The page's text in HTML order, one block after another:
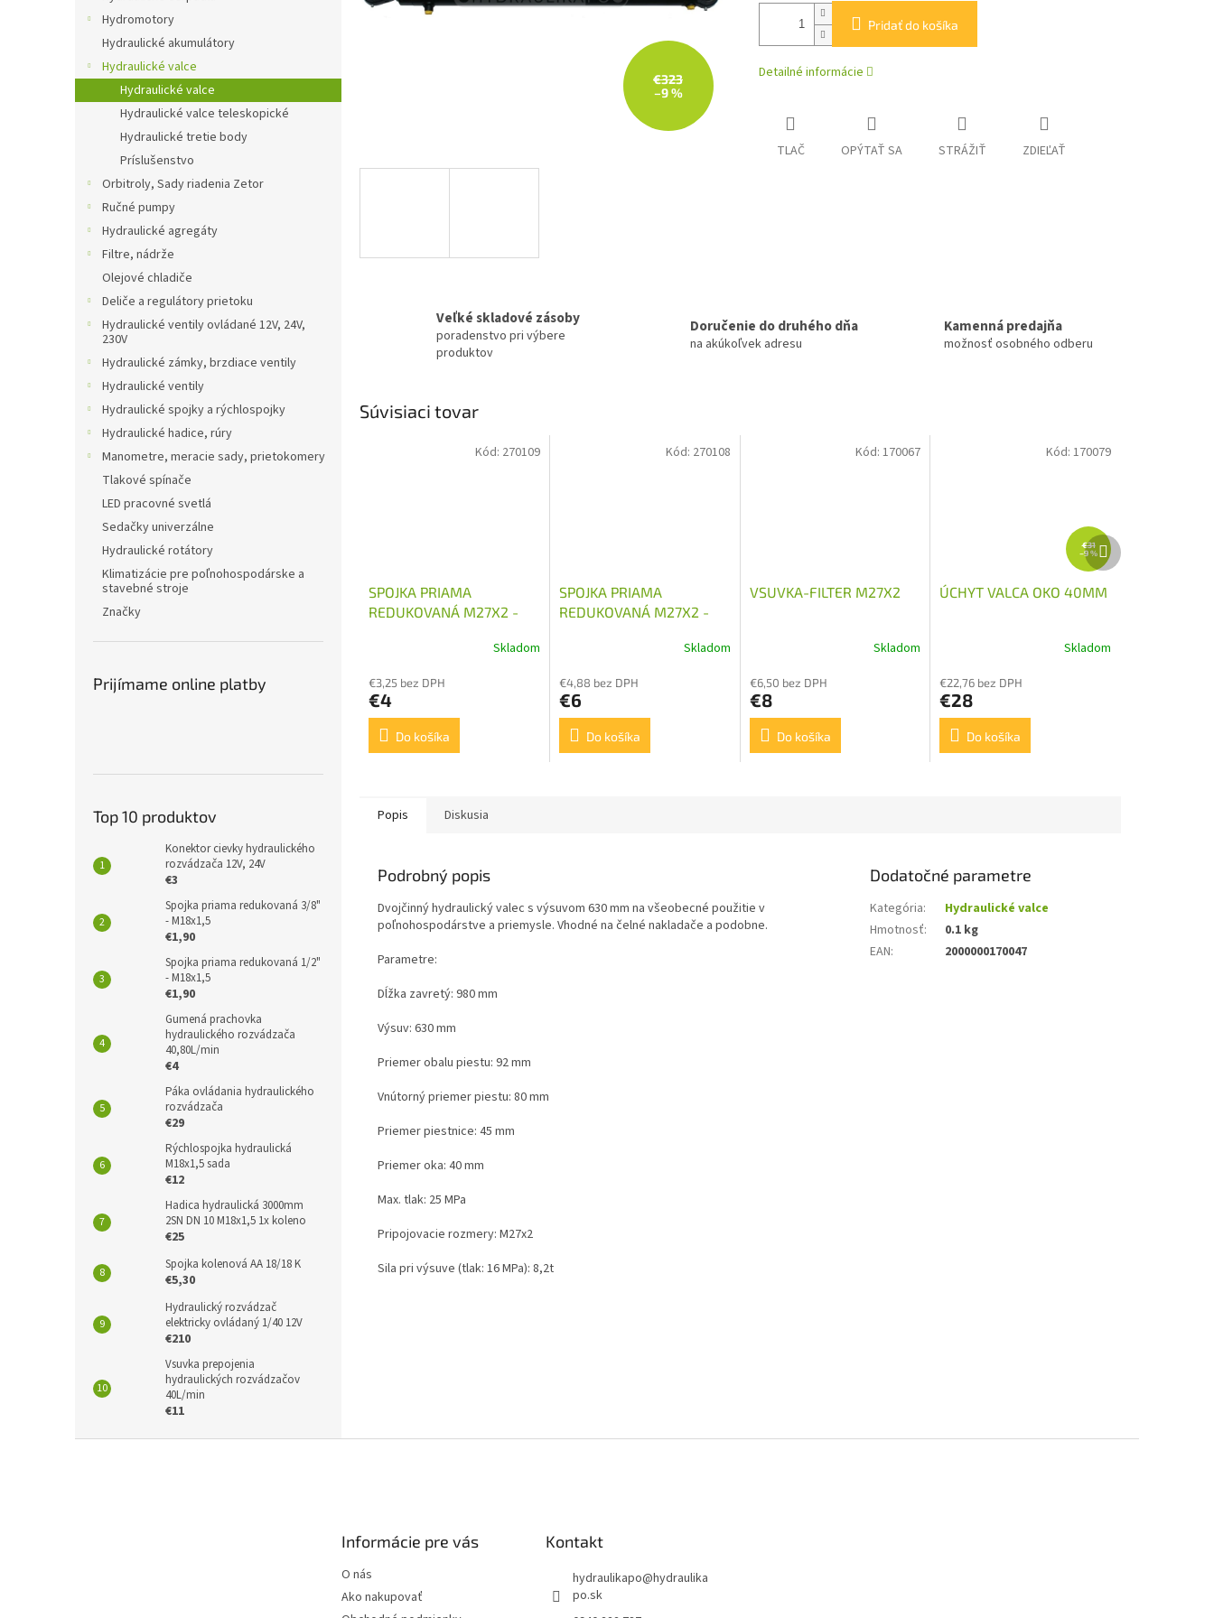
Hydromotory
Hydraulické akumulátory
Hydraulické valce
Hydraulické valce
Hydraulické valce teleskopické
Hydraulické tretie body
Príslušenstvo
Orbitroly, Sady riadenia Zetor
Ručné pumpy
Hydraulické agregáty
Filtre, nádrže
Olejové chladiče
Deliče a regulátory prietoku
Hydraulické ventily ovládané 12V, 24V,
230V
Hydraulické zámky, brzdiace ventily
Hydraulické ventily
Hydraulické spojky a rýchlospojky
Hydraulické hadice, rúry
Manometre, meracie sady, prietokomery
Tlakové spínače
LED pracovné svetlá
Sedačky univerzálne
Hydraulické rotátory
Klimatizácie pre poľnohospodárske a
stavebné stroje
Značky
Prijímame online platby
Top 10 produktov
Konektor cievky hydraulického
rozvádzača 12V, 24V
€3
Spojka priama redukovaná 3/8"
- M18x1,5
€1,90
Spojka priama redukovaná 1/2"
- M18x1,5
€1,90
Gumená prachovka
hydraulického rozvádzača
40,80L/min
€4
Páka ovládania hydraulického
rozvádzača
€29
Rýchlospojka hydraulická
M18x1,5 sada
€12
Hadica hydraulická 3000mm
2SN DN 10 M18x1,5 1x koleno
€25
Spojka kolenová AA 18/18 K
€5,30
Hydraulický rozvádzač
elektricky ovládaný 1/40 12V
€210
Vsuvka prepojenia
hydraulických rozvádzačov
40L/min
€11
€323
–9 %
Pridať do košíka
Detailné informácie
TLAČ OPÝTAŤ SA STRÁŽIŤ ZDIEĽAŤ
Veľké skladové zásoby
poradenstvo pri výbere
produktov
Doručenie do druhého dňa
na akúkoľvek adresu
Kamenná predajňa
možnosť osobného odberu
Súvisiaci tovar
SPOJKA PRIAMA
REDUKOVANÁ M27X2 -
Skladom
€3,25 bez DPH
€4
Do košíka
Kód: 270109
SPOJKA PRIAMA
REDUKOVANÁ M27X2 -
Skladom
€4,88 bez DPH
€6
Do košíka
Kód: 270108
VSUVKA-FILTER M27X2
Skladom
€6,50 bez DPH
€8
Do košíka
Kód:170067
€31
–9 %
ÚCHYT VALCA OKO 40MM
Skladom
€22,76 bez DPH
€28
Do košíka
Kód: 170079
Ďalší
produkt
Popis Diskusia
Podrobný popis
Dvojčinný hydraulický valec s výsuvom 630 mm na všeobecné použitie v
poľnohospodárstve a priemysle. Vhodné na čelné nakladače a podobne.
Parametre:
Dĺžka zavretý: 980 mm
Výsuv: 630 mm
Priemer obalu piestu: 92 mm
Vnútorný priemer piestu: 80 mm
Priemer piestnice: 45 mm
Priemer oka: 40 mm
Max. tlak: 25 MPa
Pripojovacie rozmery: M27x2
Sila pri výsuve (tlak: 16 MPa): 8,2t
Dodatočné parametre
Kategória:
Hydraulické valce
Hmotnosť:
0.1 kg
EAN: 2000000170047
Informácie pre vás
O nás
Ako nakupovať
Kontakt
hydraulikapo@hydraulika
po.sk